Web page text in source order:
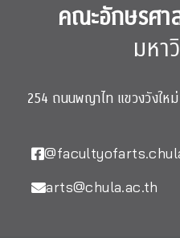
คณะอักษรศา
มหา
254 ถนนพญาไท แขวงวังให
arts@chula.ac.th